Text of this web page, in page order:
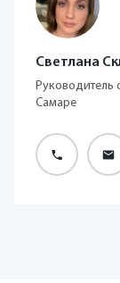
Светлана
Руководитель
Самаре